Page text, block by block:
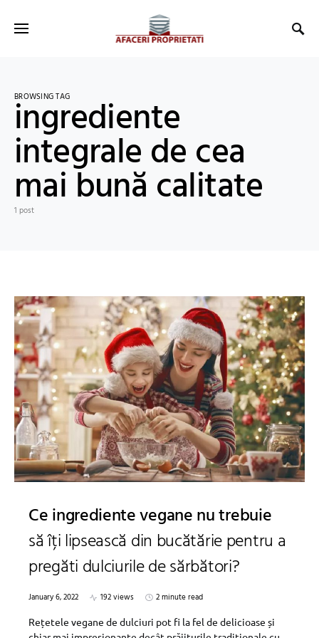
BROWSING TAG
ingrediente
integrale de cea
mai bună calitate
1 post
Ce ingrediente vegane nu trebuie
să îți lipsească din bucătărie pentru a
pregăti dulciurile de sărbători?
January 6, 2022 192 views
2 minute read
Rețetele vegane de dulciuri pot fi la fel de delicioase și